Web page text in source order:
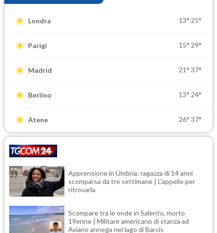
Londra 13° 25°
Parigi 15° 29°
Madrid 21° 37°
Berlino 13° 24°
Atene 26° 37°
Apprensione in Umbria: ragazza di 14 anni
scomparsa da tre settimane | L'appello per
ritrovarla
Scompare tra le onde in Salento, morto
19enne | Militare americano di stanza ad
Aviano annega nel lago di Barcis